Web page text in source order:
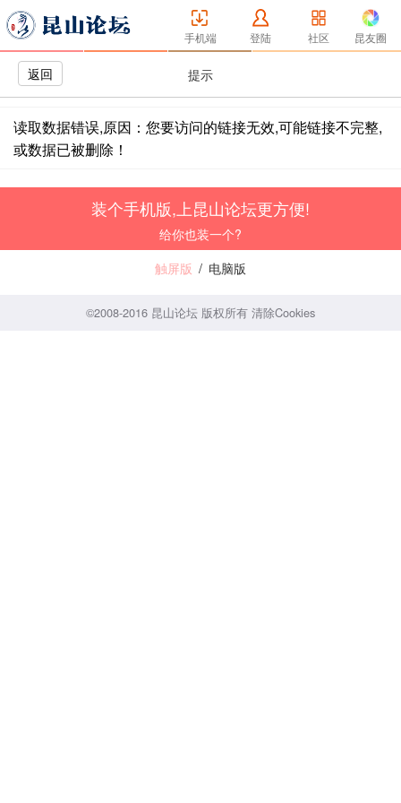
手机端 登陆 社区 昆友圈
返回 提示
读取数据错误,原因：您要访问的链接无效,可能链接不完整,
或数据已被删除！
装个手机版,上昆山论坛更方便!
给你也装一个?
触屏版 / 电脑版
©2008-2016 昆山论坛 版权所有 清除Cookies